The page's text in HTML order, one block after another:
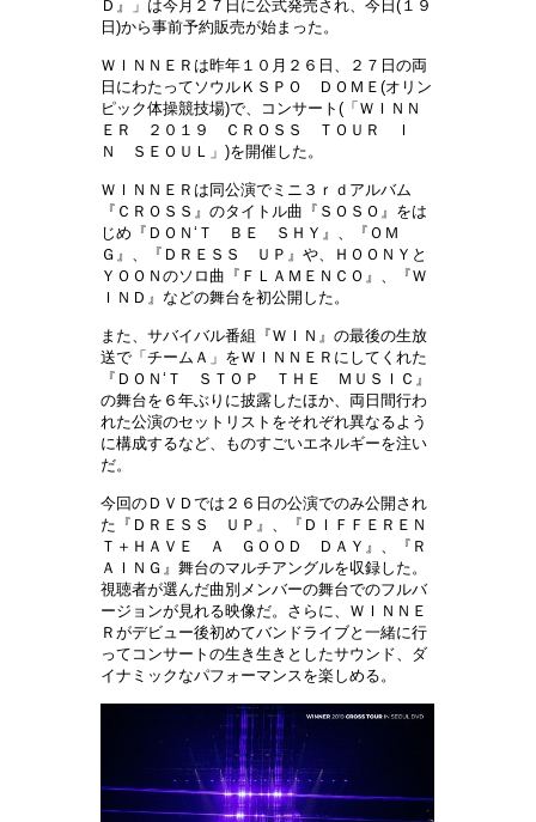
Ｄ』」は今月２７日に公式発売され、今日 ( １９
日 )から事前予約販売が始まった。
ＷＩＮＮＥＲは昨年１０月２６日、２７日の両
日にわたってソウルＫＳＰＯ ＤＯＭＥ (オリン
ピック体操競技場)で、コンサート ( 「ＷＩＮＮ
ＥＲ ２０１９ ＣＲＯＳＳ ＴＯＵＲ Ｉ
Ｎ ＳＥＯＵＬ」 )を開催した。
ＷＩＮＮＥＲは同公演でミニ３ｒｄアルバム
『ＣＲＯＳＳ』のタイトル曲『ＳＯＳＯ』をは
じめ『ＤＯＮ ‘ Ｔ ＢＥ ＳＨＹ』、『ＯＭ
Ｇ』、『ＤＲＥＳＳ ＵＰ』や、ＨＯＯＮＹと
ＹＯＯＮのソロ曲『ＦＬＡＭＥＮＣＯ』、『Ｗ
ＩＮＤ』などの舞台を初公開した。
また、サバイバル番組『ＷＩＮ』の最後の生放
送で「チームＡ」をＷＩＮＮＥＲにしてくれた
『ＤＯＮ ‘ Ｔ ＳＴＯＰ ＴＨＥ ＭＵＳＩＣ』
の舞台を６年ぶりに披露したほか、 両日間行わ
れた公演のセットリストをそれぞれ異なるよう
に構成するなど、ものすごいエネルギーを注い
だ。
今回のＤＶＤでは２６日の公演でのみ公開され
た『ＤＲＥＳＳ ＵＰ』、『ＤＩＦＦＥＲＥＮ
Ｔ＋ＨＡＶＥ Ａ ＧＯＯＤ ＤＡＹ』、『Ｒ
ＡＩＮＧ』舞台のマルチアングルを収録した。
視聴者が選んだ曲別メンバーの舞台でのフルバ
ージョンが見れる映像だ。さらに、ＷＩＮＮＥ
Ｒがデビュー後初めてバンドライブと一緒に行
ってコンサートの生き生きとしたサウンド、ダ
イナミックなパフォーマンスを楽しめる。